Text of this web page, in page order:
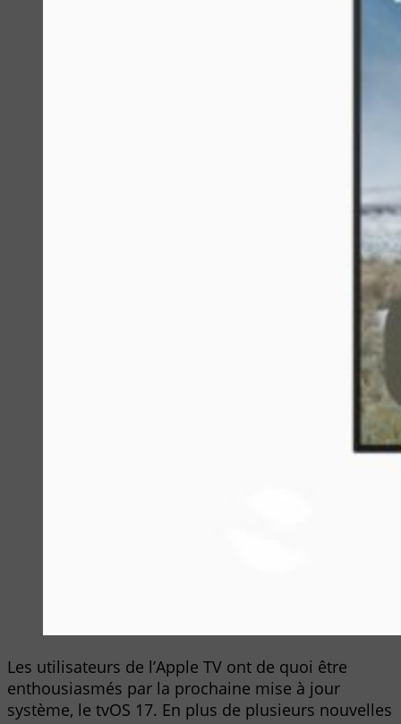
Les utilisateurs de l’Apple TV ont de quoi être
enthousiasmés par la prochaine mise à jour
système, le tvOS 17. En plus de plusieurs nouvelles